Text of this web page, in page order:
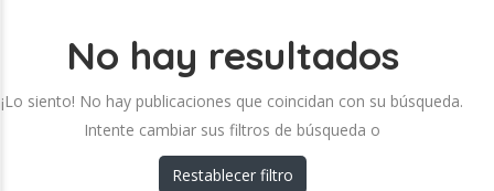
No hay resultados
¡Lo siento! No hay publicaciones que coincidan con su búsqueda.
Intente cambiar sus filtros de búsqueda o
Restablecer filtro